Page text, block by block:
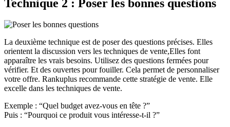
Technique 2 : Poser les bonnes questions
La deuxième technique est de poser des questions précises. Elles
orientent la discussion vers les techniques de vente,Elles font
apparaître les vrais besoins. Utilisez des questions fermées pour
vérifier. Et des ouvertes pour fouiller. Cela permet de personnaliser
votre offre. Rankuplus recommande cette stratégie de vente. Elle
excelle dans les techniques de vente.
Exemple : “Quel budget avez-vous en tête ?”
Puis : “Pourquoi ce produit vous intéresse-t-il ?”